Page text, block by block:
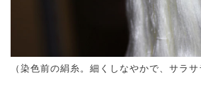
（染色前の絹糸。細くしなやかで、サラサ